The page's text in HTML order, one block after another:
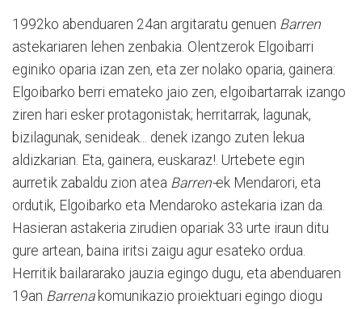
1992ko abenduaren 24an argitaratu genuen Barren
astekariaren lehen zenbakia. Olentzerok Elgoibarri
eginiko oparia izan zen, eta zer nolako oparia, gainera:
Elgoibarko berri emateko jaio zen, elgoibartarrak izango
ziren hari esker protagonistak; herritarrak, lagunak,
bizilagunak, senideak... denek izango zuten lekua
aldizkarian. Eta, gainera, euskaraz!. Urtebete egin
aurretik zabaldu zion atea Barren-ek Mendarori, eta
ordutik, Elgoibarko eta Mendaroko astekaria izan da.
Hasieran astakeria zirudien opariak 33 urte iraun ditu
gure artean, baina iritsi zaigu agur esateko ordua.
Herritik bailararako jauzia egingo dugu, eta abenduaren
19an Barrenakomunikazio proiektuari egingo diogu